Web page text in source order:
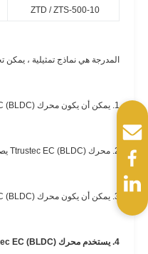
ZTD / ZTS-500-10
المدرجة هي نماذج تمثيلية ،
1. يمكن أن يكون محرك Ttrustec EC (BLDC) من النوع AC 110V / 220V 50Hz / 60Hz أو DC 24V / 48V / 310V.
2. محرك Ttrustec EC (BLDC) يصل إلى 85٪ كفاءة ، عامل الطاقة 0.5 ~ 0.6.
3. يمكن أن يكون محرك Ttrustec EC (BLDC) متغير السرعة 0-10VDC / PWM ، متعدد السرعات أو سرعة واحدة.
4. يستخدم محرك Ttrustec EC (BLDC) التحكم في المجال المتجه بدون مستشعر (FOC) ، وانخفاض تكلفة المواد ومعدل الفشل الأقل بسبب عدم وجود مستشعر القاعة ، وكفاءة أعلى ، وضوضاء أقل ، ومنحنيات أداء أكثر سلاسة.